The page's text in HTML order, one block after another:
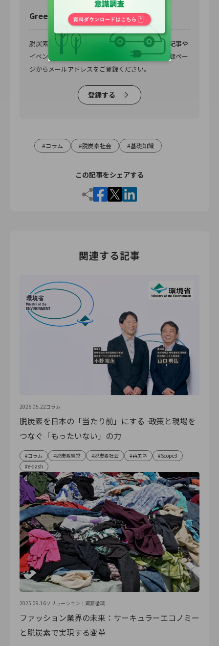
Green & Circular メールマガジン登録
脱炭素・カーボンニュートラル担当者必読の最新記事や
イベント情報を毎月1〜2回お届けしています。登録ペー
ジからメールアドレスをご登録ください。
登録する
コラム 脱炭素社会 基礎知識
この記事をシェアする
関連する記事
2026.05.22コラム
脱炭素を日本の「当たり前」にする ―― 政策と現場を
つなぐ「もったいない」の力
コラム 脱炭素経営 脱炭素社会 再エネ
Scope3
e-dash
2025.09.16ソリューション｜ 資源循環
ファッション業界の未来：サーキュラーエコノミー
と脱炭素で実現する変革